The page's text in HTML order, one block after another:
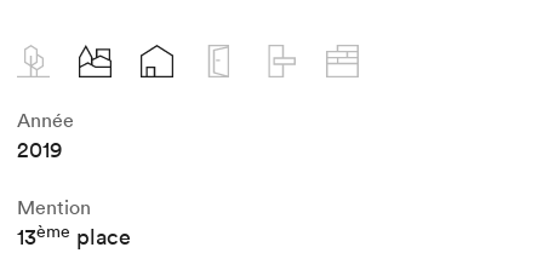
Année
2019
Mention
13ème place